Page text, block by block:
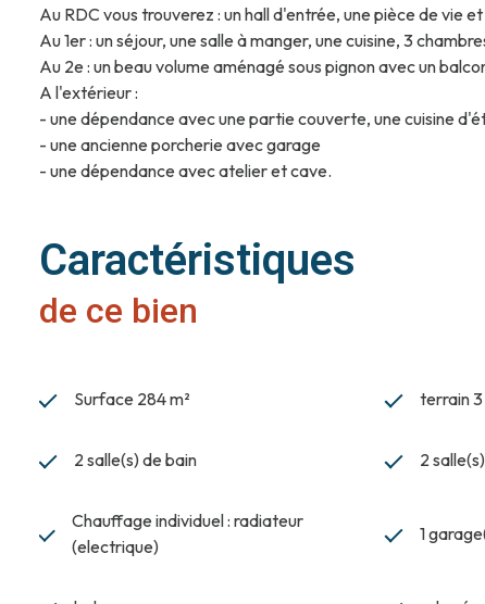
Au RDC vous trouverez : un hall d'entrée, une pièce de vie
Au 1er : un séjour, une salle à manger, une cuisine, 3
Au 2e : un beau volume aménagé sous pignon avec un
A l'extérieur :
- une dépendance avec une partie couverte, une cuisine
- une ancienne porcherie avec garage
- une dépendance avec atelier et cave.
Caractéristiques
de ce bien
Surface 284 m² terrain
2 salle(s) de bain 2
Chauffage individuel : radiateur
(electrique)
1